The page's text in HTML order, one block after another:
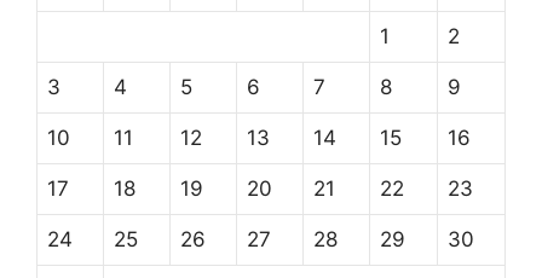
1 2
3 4 5 6 7 8 9
10 11 12 13 14 15 16
17 18 19 20 21 22 23
24 25 26 27 28 29 30